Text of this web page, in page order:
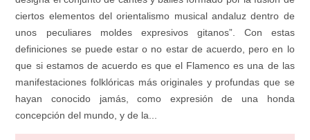
ciertos elementos del orientalismo musical andaluz dentro de
unos peculiares moldes expresivos gitanos”. Con estas
definiciones se puede estar o no estar de acuerdo, pero en lo
que si estamos de acuerdo es que el Flamenco es una de las
manifestaciones folklóricas más originales y profundas que se
hayan conocido jamás, como expresión de una honda
concepción del mundo, y de la...